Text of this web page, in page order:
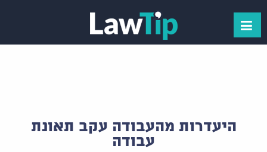
היעדרות מהעבודה עקב תאונת
עבודה